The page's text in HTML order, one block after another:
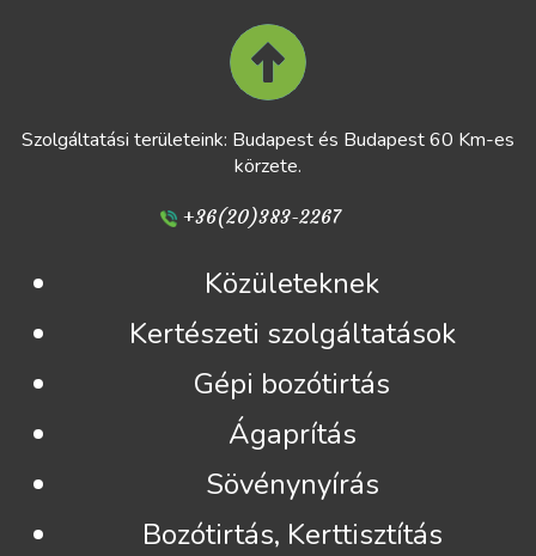
Szolgáltatási területeink: Budapest és Budapest 60 Km-es
körzete.
+36(20)383-2267
Közületeknek
Kertészeti szolgáltatások
Gépi bozótirtás
Ágaprítás
Sövénynyírás
Bozótirtás, Kerttisztítás